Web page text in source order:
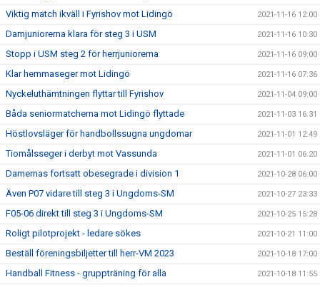
Viktig match ikväll i Fyrishov mot Lidingö 2021-11-16 12:00
Damjuniorerna klara för steg 3 i USM 2021-11-16 10:30
Stopp i USM steg 2 för herrjuniorerna 2021-11-16 09:00
Klar hemmaseger mot Lidingö 2021-11-16 07:36
Nyckeluthämtningen flyttar till Fyrishov 2021-11-04 09:00
Båda seniormatcherna mot Lidingö flyttade 2021-11-03 16:31
Höstlovsläger för handbollssugna ungdomar 2021-11-01 12:49
Tiomålsseger i derbyt mot Vassunda 2021-11-01 06:20
Damernas fortsatt obesegrade i division 1 2021-10-28 06:00
Även P07 vidare till steg 3 i Ungdoms-SM 2021-10-27 23:33
F05-06 direkt till steg 3 i Ungdoms-SM 2021-10-25 15:28
Roligt pilotprojekt - ledare sökes 2021-10-21 11:00
Beställ föreningsbiljetter till herr-VM 2023 2021-10-18 17:00
Handball Fitness - gruppträning för alla 2021-10-18 11:55